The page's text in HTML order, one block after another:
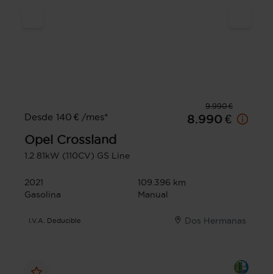
9.990 €
Desde 140 € /mes*
8.990 €
Opel Crossland
1.2 81kW (110CV) GS Line
2021
109.396 km
Gasolina
Manual
I.V.A. Deducible Dos Hermanas